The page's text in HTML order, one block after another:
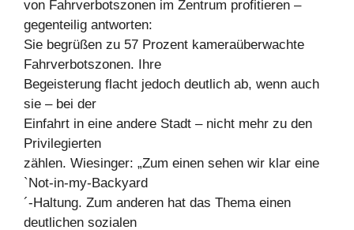
von Fahrverbotszonen im Zentrum profitieren –
gegenteilig antworten:
Sie begrüßen zu 57 Prozent kameraüberwachte
Fahrverbotszonen. Ihre
Begeisterung flacht jedoch deutlich ab, wenn auch
sie – bei der
Einfahrt in eine andere Stadt – nicht mehr zu den
Privilegierten
zählen. Wiesinger: „Zum einen sehen wir klar eine
`Not-in-my-Backyard
´-Haltung. Zum anderen hat das Thema einen
deutlichen sozialen